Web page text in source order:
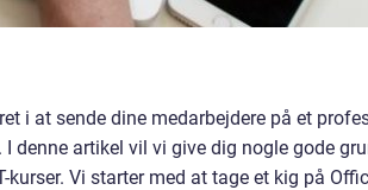
i at sende dine medarbejdere på et
denne artikel vil vi give dig nogle gode
Vi starter med at tage et kig på